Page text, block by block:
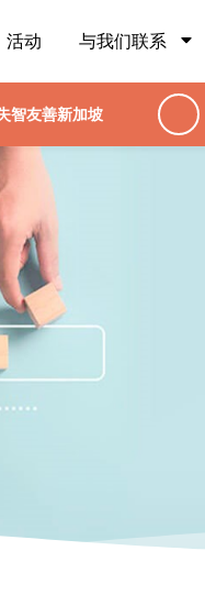
活动 与我们联系
智友善新加坡